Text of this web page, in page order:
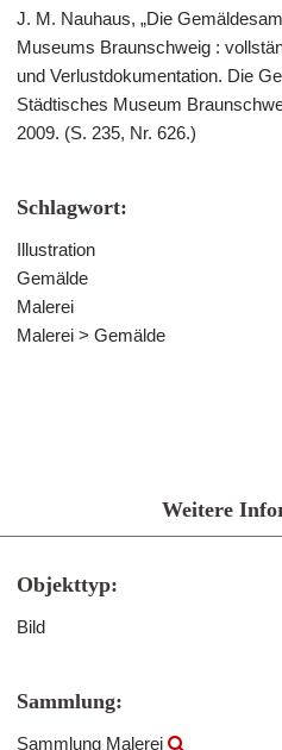
J. M. Nauhaus, „Die
Museums Braunschweig :
und Verlustdokumentation. Die
Städtisches Museum
2009. (S. 235, Nr. 626.)
Schlagwort:
Illustration
Gemälde
Malerei
Malerei > Gemälde
Weitere
Objekttyp:
Bild
Sammlung:
Sammlung Malerei